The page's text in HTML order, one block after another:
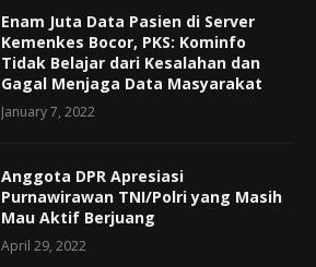
Enam Juta Data Pasien di Server
Kemenkes Bocor, PKS: Kominfo
Tidak Belajar dari Kesalahan dan
Gagal Menjaga Data Masyarakat
January 7, 2022
Anggota DPR Apresiasi
Purnawirawan TNI/Polri yang Masih
Mau Aktif Berjuang
April 29, 2022